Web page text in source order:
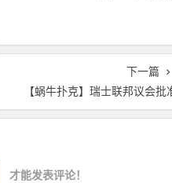
下一篇
【蜗牛扑克】瑞士联邦议会
才能发表评论！